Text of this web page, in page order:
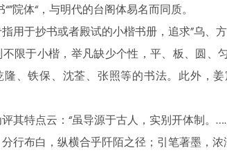
院体“，与明代的台阁体易名而同质。
用于抄书或者殿试的小楷书册，追求”乌、方
限于小楷，举凡缺少个性，平、板、圆、
隆、铁保、沈荃、张照等的书法。此外，
其特点云：“虽导源于古人，实别开体制。
行布白，纵横合乎阡陌之径；引笔著墨，浓